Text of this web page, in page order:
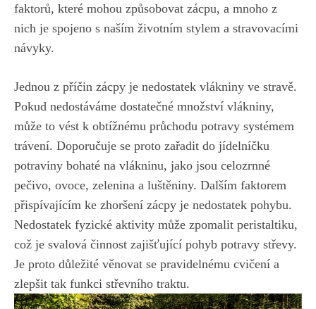
faktorů, které mohou způsobovat zácpu, a mnoho z
nich je spojeno s naším životním stylem a stravovacími
návyky.
Jednou z příčin zácpy je nedostatek vlákniny ve stravě.
Pokud nedostáváme dostatečné množství vlákniny,
může to vést k obtížnému průchodu potravy systémem
trávení. Doporučuje se proto zařadit do jídelníčku
potraviny bohaté na vlákninu, jako jsou celozrnné
pečivo, ovoce, zelenina a luštěniny. Dalším faktorem
přispívajícím ke zhoršení zácpy je nedostatek pohybu.
Nedostatek fyzické aktivity může zpomalit peristaltiku,
což je svalová činnost zajišťující pohyb potravy střevy.
Je proto důležité věnovat se pravidelnému cvičení a
zlepšit tak funkci střevního traktu.